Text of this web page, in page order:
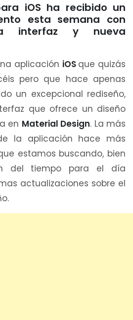
iOS ha recibido un
esta semana con
interfaz y nueva
aplicación iOS que quizás
pero que hace apenas
un excepcional rediseño,
que ofrece un diseño
en Material Design. La más
la aplicación hace más
estamos buscando, bien
del tiempo para el día
actualizaciones sobre el